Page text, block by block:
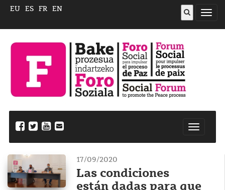
Abrir
EU ES FR EN
17/09/2020
Las condiciones